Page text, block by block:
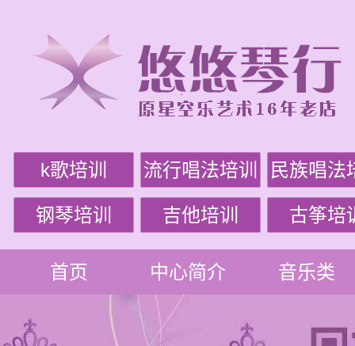
k歌培训 流行唱法培训 民族唱法
钢琴培训 吉他培训 古筝培
首页 中心简介 音乐类